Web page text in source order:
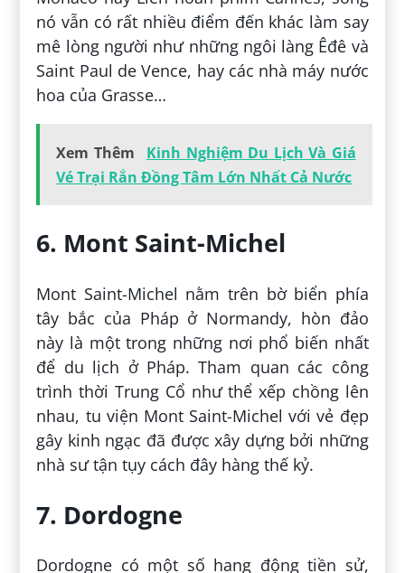
nó vẫn có rất nhiều điểm đến khác làm say
mê lòng người như những ngôi làng Êđê và
Saint Paul de Vence, hay các nhà máy nước
hoa của Grasse…
Xem Thêm
Kinh Nghiệm Du Lịch Và Giá
Vé Trại Rắn Đồng Tâm Lớn Nhất Cả Nước
6. Mont Saint-Michel
Mont Saint-Michel nằm trên bờ biển phía
tây bắc của Pháp ở Normandy, hòn đảo
này là một trong những nơi phổ biến nhất
để du lịch ở Pháp. Tham quan các công
trình thời Trung Cổ như thể xếp chồng lên
nhau, tu viện Mont Saint-Michel với vẻ đẹp
gây kinh ngạc đã được xây dựng bởi những
nhà sư tận tụy cách đây hàng thế kỷ.
7. Dordogne
Dordogne có một số hang động tiền sử,